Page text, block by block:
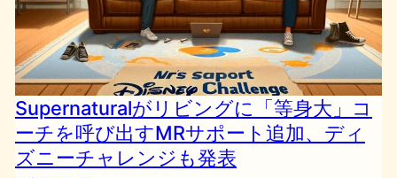
Supernaturalがリビングに「等身大」コ
ーチを呼び出すMRサポート追加、ディ
ズニーチャレンジも発表